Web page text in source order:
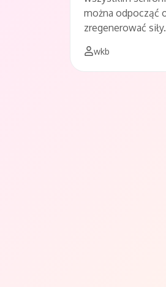
można odpocząć
zregenerować
wkb